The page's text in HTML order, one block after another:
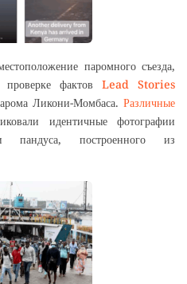
паромного съезда,
проверке фактов Lead Stories
Ликони-Момбаса. Различные
идентичные фотографии
пандуса, построенного из